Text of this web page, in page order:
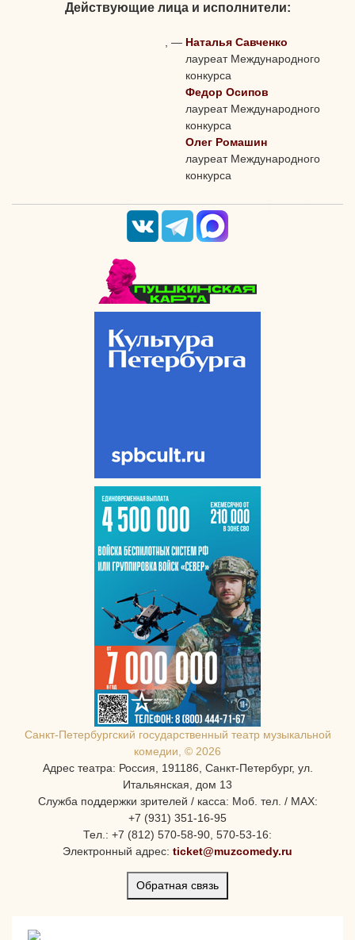
Действующие лица и исполнители:
— Наталья Савченко
лауреат Международного
конкурса
Федор Осипов
лауреат Международного
конкурса
Олег Ромашин
лауреат Международного
конкурса
Санкт-Петербургcкий государственный театр музыкальной
комедии, © 2026
Адрес театра: Россия, 191186, Санкт-Петербург, ул.
Итальянская, дом 13
Служба поддержки зрителей / касса: Моб. тел. / MAX:
+7 (931) 351-16-95
Тел.: +7 (812) 570-58-90, 570-53-16:
Электронный адрес: ticket@muzcomedy.ru
Обратная связь